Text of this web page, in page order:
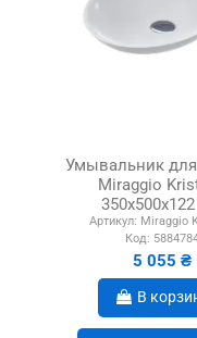
Умывальник
Miraggio
Артикул: Miraggio
Код:
5 055 ₴
В